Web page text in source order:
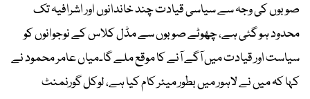
صوبوں کی وجہ سے سیاسی قیادت چند خاندانوں اور اشرافیہ تک
محدود ہو گئی ہے، چھوٹے صوبوں سے مڈل کلاس کے نوجوانوں کو
سیاست اور قیادت میں آگے آنے کا موقع ملے گا۔میاں عامر محمود نے
کہا کہ میں نے لاہور میں بطور میئر کام کیا ہے، لوکل گورنمنٹ